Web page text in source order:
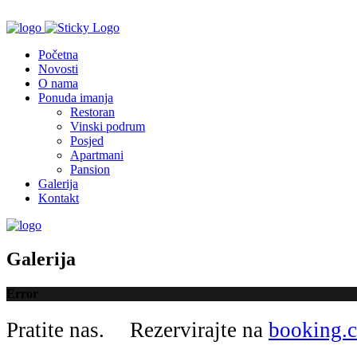
Početna
Novosti
O nama
Ponuda imanja
Restoran
Vinski podrum
Posjed
Apartmani
Pansion
Galerija
Kontakt
Galerija
Error
Pratite nas. Rezervirajte na